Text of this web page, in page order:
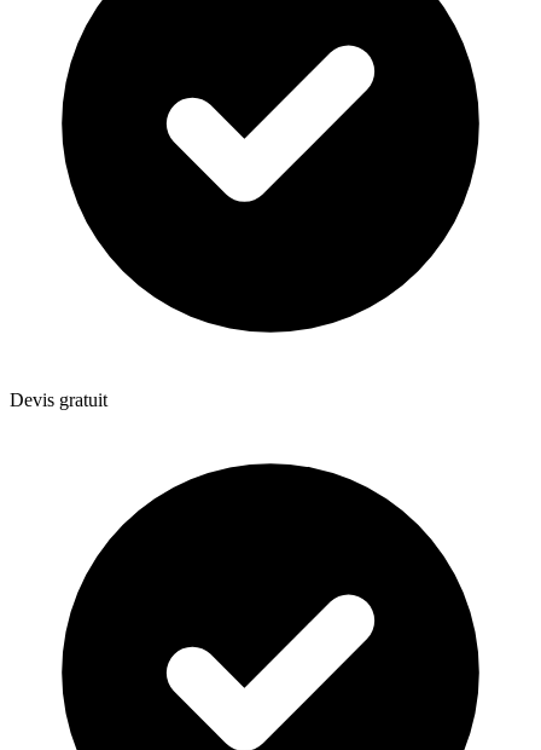
Devis gratuit